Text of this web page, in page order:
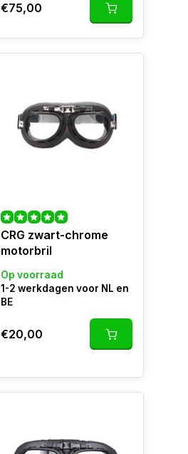
€75,00
CRG zwart-chrome
motorbril
Op voorraad
1-2 werkdagen voor NL en
BE
€20,00